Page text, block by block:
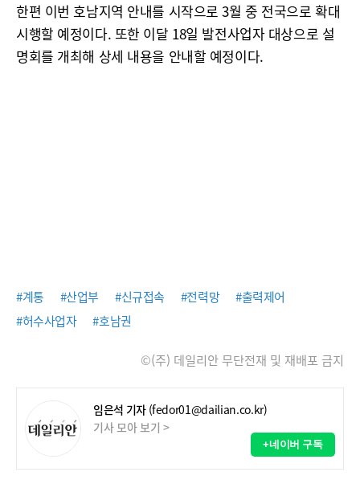
한편 이번 호남지역 안내를 시작으로 3월 중 전국으로 확대
시행할 예정이다. 또한 이달 18일 발전사업자 대상으로 설
명회를 개최해 상세 내용을 안내할 예정이다.
#계통 #산업부 #신규접속 #전력망
#출력제어
#허수사업자
#호남권
©(주) 데일리안 무단전재 및 재배포 금지
임은석 기자 (fedor01@dailian.co.kr)
기사 모아 보기 >
+네이버 구독